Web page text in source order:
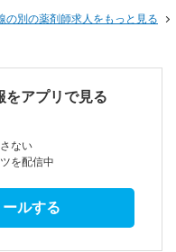
の別の薬剤師求人をもっと見る
をアプリで見る
ない
を配信中
ルする